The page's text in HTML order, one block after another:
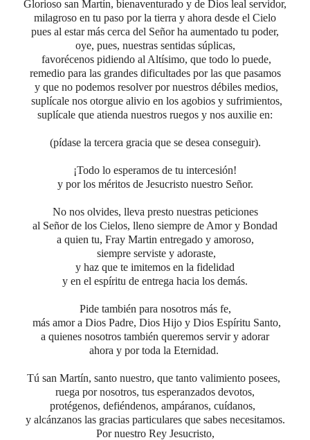
Glorioso san Martín, bienaventurado y de Dios leal servidor,
milagroso en tu paso por la tierra y ahora desde el Cielo
pues al estar más cerca del Señor ha aumentado tu poder,
oye, pues, nuestras sentidas súplicas,
favorécenos pidiendo al Altísimo, que todo lo puede,
remedio para lasgrandes dificultades por las que pasamos
y que no podemos resolver por nuestros débiles medios,
suplícale nos otorgue alivio en los agobios y sufrimientos,
suplícale que atienda nuestros ruegos y nos auxilie en:
(pídase la tercera gracia que se desea conseguir).
¡Todo lo esperamos de tu intercesión!
y por los méritos de Jesucristo nuestro Señor.
No nos olvides, lleva presto nuestras peticiones
al Señor de los Cielos, lleno siempre de Amor y Bondad
a quien tu, Fray Martin entregado y amoroso,
siempre serviste y adoraste,
y haz que te imitemos en la fidelidad
y en el espíritu de entrega hacia los demás.
Pide también para nosotros más fe,
más amor a Dios Padre, Dios Hijo y Dios Espíritu Santo,
a quienes nosotros también queremos servir y adorar
ahora y por toda la Eternidad.
Tú san Martín, santo nuestro, que tanto valimiento posees,
ruega por nosotros, tus esperanzados devotos,
protégenos, defiéndenos, ampáranos, cuídanos,
y alcánzanos las gracias particulares que sabes necesitamos.
Por nuestro Rey Jesucristo,